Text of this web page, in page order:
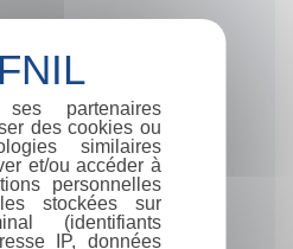
partenaires
des cookies ou
similaires
et/ou accéder à
personnelles
stockées sur
(identifiants
IP, données